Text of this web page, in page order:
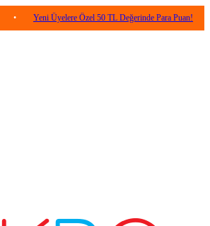
Yeni Üyelere Özel 50 TL Değerinde Para Puan! •